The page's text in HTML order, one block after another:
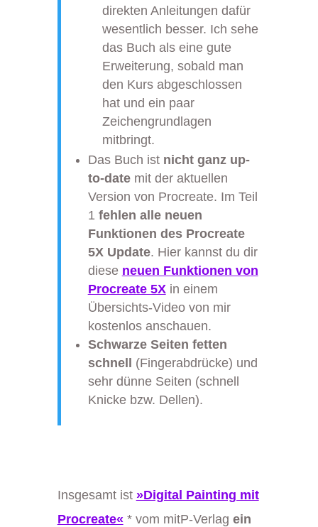
direkten Anleitungen dafür
wesentlich besser. Ich sehe
das Buch als eine gute
Erweiterung, sobald man
den Kurs abgeschlossen
hat und ein paar
Zeichengrundlagen
mitbringt.
Das Buch ist nicht ganz up-
to-datemit der aktuellen
Version von Procreate. Im Teil
1 fehlen alle neuen
Funktionen des Procreate
5X Update. Hier kannst du dir
diese neuen Funktionen von
Procreate 5Xin einem
Übersichts-Video von mir
kostenlos anschauen.
Schwarze Seiten fetten
schnell
(Fingerabdrücke) und
sehr dünne Seiten (schnell
Knicke bzw. Dellen).
Insgesamt ist »Digital Painting mit
Procreate« * vom mitP-Verlag ein